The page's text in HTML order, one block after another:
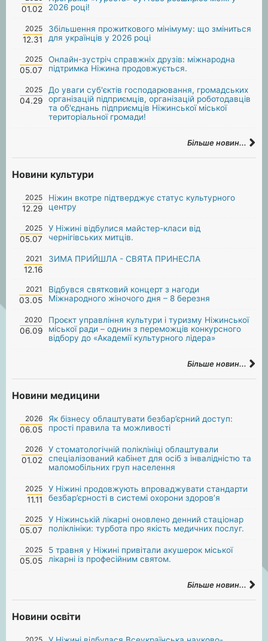
01.02
2026 році!
2025
12.31
Збільшення прожиткового мінімуму: що зміниться
для українців у 2026 році
2025
05.07
Онлайн-зустріч справжніх друзів: міжнародна
підтримка Ніжина продовжується.
2025
04.29
До уваги суб'єктів господарювання, громадських
організацій підприємців, організацій роботодавців
та об'єднань підприємців Ніжинської міської
територіальної громади!
Більше новин...
Новини культури
2025
12.29
Ніжин вкотре підтверджує статус культурного
центру
2025
05.07
У Ніжині відбулися майстер-класи від
чернігівських митців.
2021
12.16
ЗИМА ПРИЙШЛА - СВЯТА ПРИНЕСЛА
2021
03.05
Відбувся святковий концерт з нагоди
Міжнародного жіночого дня – 8 березня
2020
06.09
Проєкт управління культури і туризму Ніжинської
міської ради – однин з переможців конкурсного
відбору до «Академії культурного лідера»
Більше новин...
Новини медицини
2026
06.05
Як бізнесу облаштувати безбар’єрний доступ:
прості правила та можливості
2026
01.02
У стоматологічній поліклініці облаштували
спеціалізований кабінет для осіб з інвалідністю та
маломобільних груп населення
2025
11.11
У Ніжині продовжують впроваджувати стандарти
безбар’єрності в системі охорони здоров’я
2025
05.07
У Ніжинській лікарні оновлено денний стаціонар
поліклініки: турбота про якість медичних послуг.
2025
05.05
5 травня у Ніжині привітали акушерок міської
лікарні із професійним святом.
Більше новин...
Новини освіти